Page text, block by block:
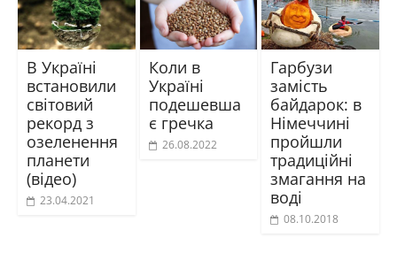
В Україні
встановили
світовий
рекорд з
озеленення
планети
(відео)
23.04.2021
Коли в
Україні
подешевша
є гречка
26.08.2022
Гарбузи
замість
байдарок: в
Німеччині
пройшли
традиційні
змагання на
воді
08.10.2018